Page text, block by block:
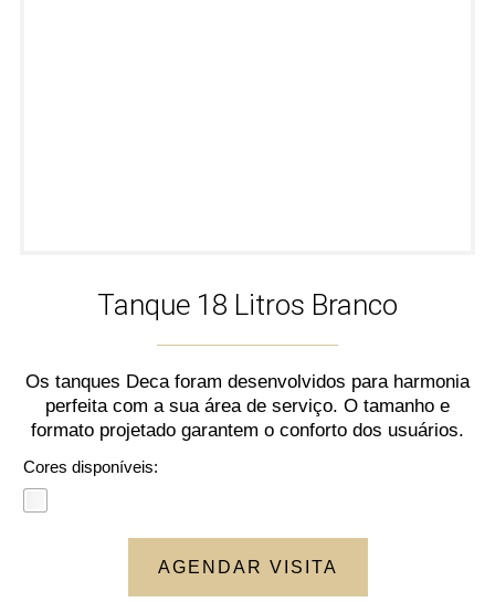
Tanque 18 Litros Branco
Os tanques Deca foram desenvolvidos para harmonia
perfeita com a sua área de serviço. O tamanho e
formato projetado garantem o conforto dos usuários.
Cores disponíveis:
AGENDAR VISITA